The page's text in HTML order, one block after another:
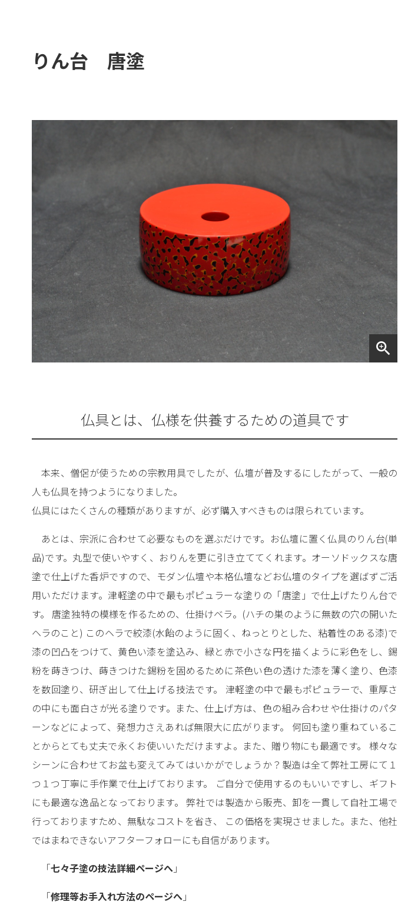
りん台 唐塗
zoom_in
仏具とは、仏様を供養するための道具です
本来、僧侶が使うための宗教用具でしたが、仏壇が普及するにしたがって、一般の
人も仏具を持つようになりました。
仏具にはたくさんの種類がありますが、必ず購入すべきものは限られています。
あとは、宗派に合わせて必要なものを選ぶだけです。お仏壇に置く仏具のりん台(単
品)です。丸型で使いやすく、おりんを更に引き立ててくれます。オーソドックスな唐
塗で仕上げた香炉ですので、モダン仏壇や本格仏壇などお仏壇のタイプを選ばずご活
用いただけます。津軽塗の中で最もポピュラーな塗りの「唐塗」で仕上げたりん台で
す。 唐塗独特の模様を作るための、仕掛けベラ。(ハチの巣のように無数の穴の開いた
ヘラのこと) このヘラで絞漆(水飴のように固く、ねっとりとした、粘着性のある漆)で
漆の凹凸をつけて、黄色い漆を塗込み、緑と赤で小さな円を描くように彩色をし、錫
粉を蒔きつけ、蒔きつけた錫粉を固めるために茶色い色の透けた漆を薄く塗り、色漆
を数回塗り、研ぎ出して仕上げる技法です。 津軽塗の中で最もポピュラーで、重厚さ
の中にも面白さが光る塗りです。また、仕上げ方は、色の組み合わせや仕掛けのパタ
ーンなどによって、発想力さえあれば無限大に広がります。 何回も塗り重ねているこ
とからとても丈夫で永くお使いいただけますよ。また、贈り物にも最適です。 様々な
シーンに合わせてお盆も変えてみてはいかがでしょうか？製造は全て弊社工房にて１
つ１つ丁寧に手作業で仕上げております。 ご自分で使用するのもいいですし、ギフト
にも最適な逸品となっております。 弊社では製造から販売、卸を一貫して自社工場で
行っておりますため、無駄なコストを省き、 この価格を実現させました。また、他社
ではまねできないアフターフォローにも自信があります。
「七々子塗の技法詳細ページへ」
「修理等お手入れ方法のページへ」